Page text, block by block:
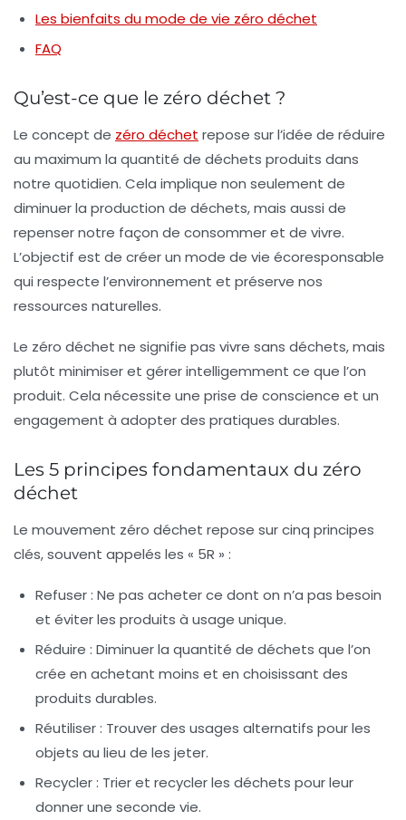
Les bienfaits du mode de vie zéro déchet
FAQ
Qu’est-ce que le zéro déchet ?
Le concept de zéro déchet repose sur l’idée de réduire
au maximum la quantité de déchets produits dans
notre quotidien. Cela implique non seulement de
diminuer la production de déchets, mais aussi de
repenser notre façon de consommer et de vivre.
L’objectif est de créer un mode de vie écoresponsable
qui respecte l’environnement et préserve nos
ressources naturelles.
Le zéro déchet ne signifie pas vivre sans déchets, mais
plutôt minimiser et gérer intelligemment ce que l’on
produit. Cela nécessite une prise de conscience et un
engagement à adopter des pratiques durables.
Les 5 principes fondamentaux du zéro
déchet
Le mouvement zéro déchet repose sur cinq principes
clés, souvent appelés les « 5R » :
Refuser : Ne pas acheter ce dont on n’a pas besoin
et éviter les produits à usage unique.
Réduire : Diminuer la quantité de déchets que l’on
crée en achetant moins et en choisissant des
produits durables.
Réutiliser : Trouver des usages alternatifs pour les
objets au lieu de les jeter.
Recycler : Trier et recycler les déchets pour leur
donner une seconde vie.